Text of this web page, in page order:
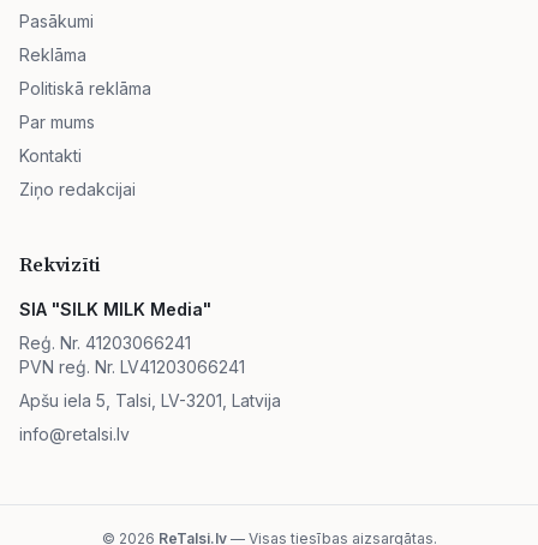
Pasākumi
Reklāma
Politiskā reklāma
Par mums
Kontakti
Ziņo redakcijai
Rekvizīti
SIA "SILK MILK Media"
Reģ. Nr. 41203066241
PVN reģ. Nr. LV41203066241
Apšu iela 5, Talsi, LV-3201, Latvija
info@retalsi.lv
© 2026 ReTalsi.lv— Visas tiesības aizsargātas.